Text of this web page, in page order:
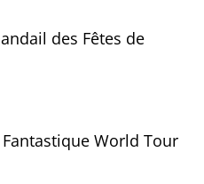
des Fêtes de
World Tour